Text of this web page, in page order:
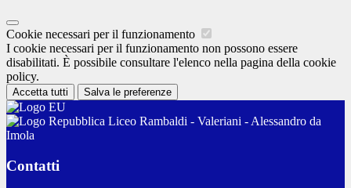
Cookie necessari per il funzionamento
I cookie necessari per il funzionamento non possono essere
disabilitati. È possibile consultare l'elenco nella pagina della cookie
policy.
Accetta tutti Salva le preferenze
Liceo Rambaldi - Valeriani - Alessandro da
Imola
Contatti